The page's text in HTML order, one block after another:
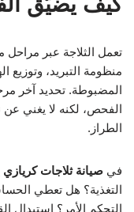
تعمل الثلاجة عبر
منظومة التبريد، وتوزيع
المضبوطة. تحديد آخر
الفحص، لكنه لا يغني
الطراز.
في صيانة ثلاجات كريازي
التغذية؟ هل تعطي
التحكم الأمر؟ استبدال